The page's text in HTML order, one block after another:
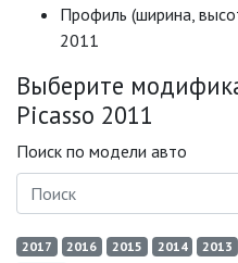
Профиль (ширина,
2011
Выберите
Picasso 2011
Поиск по модели авто
2017 2016 2015 2014 2013